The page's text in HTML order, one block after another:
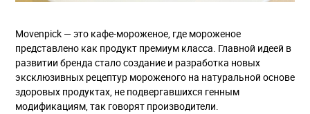
Movenpick — это кафе-мороженое, где мороженое
представлено как продукт премиум класса. Главной идеей в
развитии бренда стало создание и разработка новых
эксклюзивных рецептур мороженого на натуральной основе
здоровых продуктах, не подвергавшихся генным
модификациям, так говорят производители.